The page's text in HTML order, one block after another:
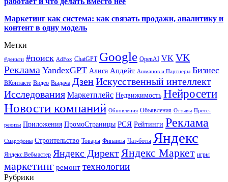
Маркетинг как система: как связать продажи, аналитику и
контент в одну модель
Метки
#деньги #поиск AdFox ChatGPT Google OpenAI VK VK
Реклама YandexGPT Алиса Апдейт Ашманов и Партнеры Бизнес
ВКонтакте Видео Выдача ДзенИскусственный интеллект
Исследования Маркетплейс Недвижимость Нейросети
Новости компаний Обновления Объявления Отзывы Пресс-
релизы Приложения ПромоСтраницы РСЯ Рейтинги Реклама
Смартфоны Строительство Товары Финансы Чат-боты Яндекс
Яндекс.Вебмастер Яндекс Директ Яндекс Маркет игры
маркетинг ремонт технологии
Рубрики